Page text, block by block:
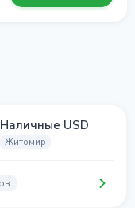
Наличные USD
Житомир